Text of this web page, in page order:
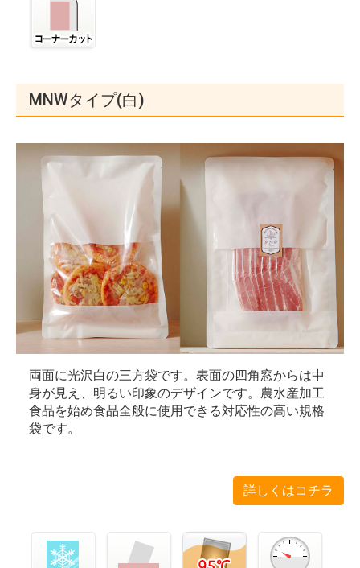
MNWタイプ(白)
両面に光沢白の三方袋です。表面の四角窓からは中
身が見え、明るい印象のデザインです。農水産加工
食品を始め食品全般に使用できる対応性の高い規格
袋です。
詳しくはコチラ